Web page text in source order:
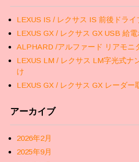
LEXUS IS / レクサス IS 前後ドラ
LEXUS GX / レクサス GX USB 給
ALPHARD /アルファード リアモニ
LEXUS LM / レクサス LM字光式ナ
け
LEXUS GX / レクサス GX レーダー
アーカイブ
2026年2月
2025年9月